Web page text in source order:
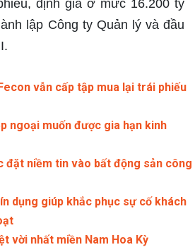
định giá ở mức 16.200 tỷ
lập Công ty Quản lý và đầu
vẫn cấp tập mua lại trái phiếu
ngoại muốn được gia hạn kinh
đặt niềm tin vào bất động sản công
dụng giúp khắc phục sự cố khách
vời nhất miền Nam Hoa Kỳ